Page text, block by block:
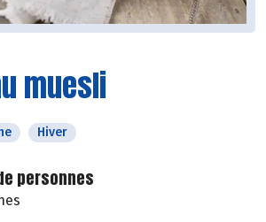
muesli
Hiver
personnes